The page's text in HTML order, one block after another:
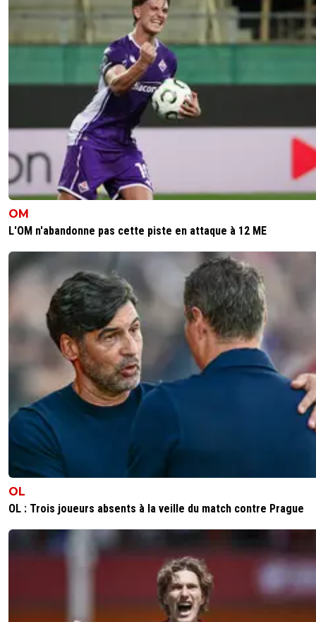
OM
L'OM n'abandonne pas cette piste en attaque à 12 ME
OL
OL : Trois joueurs absents à la veille du match contre Prague